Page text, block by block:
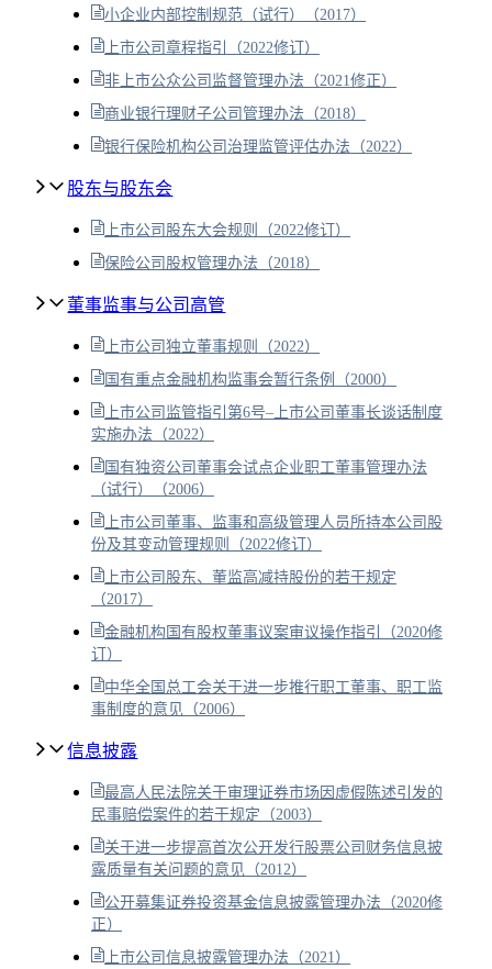
小企业内部控制规范（试行）（2017）
上市公司章程指引（2022修订）
非上市公众公司监督管理办法（2021修正）
商业银行理财子公司管理办法（2018）
银行保险机构公司治理监管评估办法（2022）
股东与股东会
上市公司股东大会规则（2022修订）
保险公司股权管理办法（2018）
董事监事与公司高管
上市公司独立董事规则（2022）
国有重点金融机构监事会暂行条例（2000）
上市公司监管指引第6号–上市公司董事长谈话制度
实施办法（2022）
国有独资公司董事会试点企业职工董事管理办法
（试行）（2006）
上市公司董事、监事和高级管理人员所持本公司股
份及其变动管理规则（2022修订）
上市公司股东、董监高减持股份的若干规定
（2017）
金融机构国有股权董事议案审议操作指引（2020修
订）
中华全国总工会关于进一步推行职工董事、职工监
事制度的意见（2006）
信息披露
最高人民法院关于审理证券市场因虚假陈述引发的
民事赔偿案件的若干规定（2003）
关于进一步提高首次公开发行股票公司财务信息披
露质量有关问题的意见（2012）
公开募集证券投资基金信息披露管理办法（2020修
正）
上市公司信息披露管理办法（2021）